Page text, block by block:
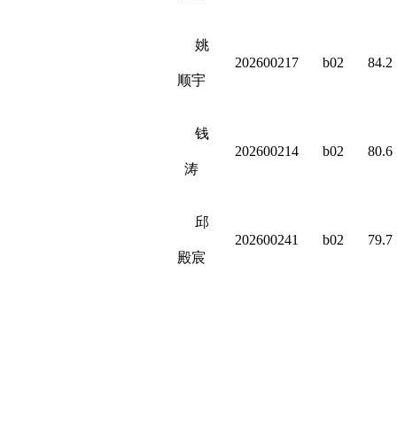
姚
顺宇
202600217 b02 84.2
钱
涛
202600214 b02 80.6
邱
殿宸
202600241 b02 79.7